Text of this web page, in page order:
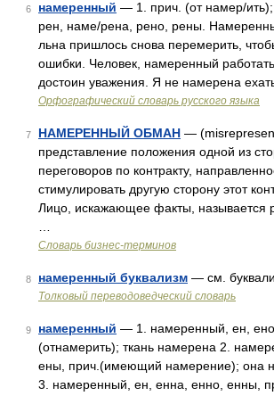
6 намеренный — 1. прич. (от намер/
рен, наме/рена, рено, рены.
льна пришлось снова перемерить,
ошибки. Человек, намеренный
достоин уважения. Я не намерена
Орфографический словарь русского языка
7 НАМЕРЕННЫЙ ОБМАН —
представление положения одной из
переговоров по контракту,
стимулировать другую сторону этот
Лицо, искажающее факты, называется
Словарь бизнес-терминов
8 намеренный буквализм — см.
Толковый переводоведческий словарь
9 намеренный — 1. намеренный, ен,
(отнамерить); ткань намерена 2.
ены, прич.(имеющий намерение); она
3. намеренный, ен, енна, енно, енны,